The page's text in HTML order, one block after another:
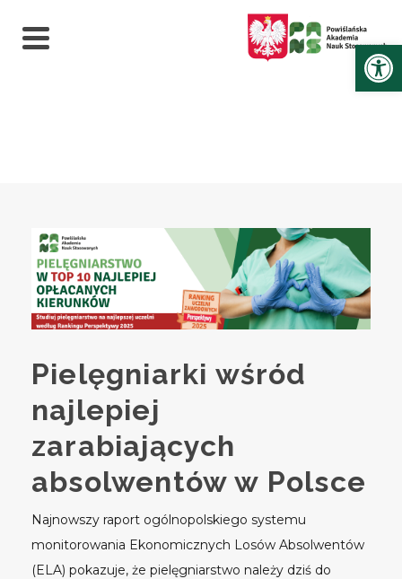
Pielęgniarki wśród
najlepiej
zarabiających
absolwentów w Polsce
Najnowszy raport ogólnopolskiego systemu
monitorowania Ekonomicznych Losów Absolwentów
(ELA) pokazuje, że pielęgniarstwo należy dziś do